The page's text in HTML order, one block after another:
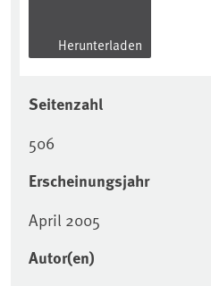
Herunterladen
Seitenzahl
506
Erscheinungsjahr
April 2005
Autor(en)